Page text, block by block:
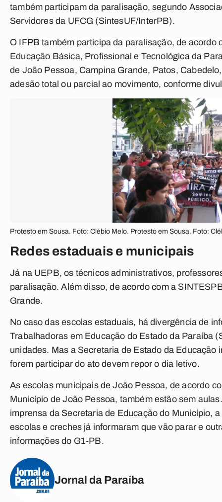
também participam da paralisação, segundo
Servidores da UFCG (SintesUF/InterPB).
O IFPB também participa da paralisação, de
Educação Básica, Profissional e Tecnológica da
de João Pessoa, Campina Grande, Patos,
adesão total ou parcial ao movimento, conforme
Protesto em Sousa. Foto: Clébio Melo. Protesto em Sousa. Foto:
Redes estaduais e municipais
Já na UEPB, os técnicos administrativos,
paralisação. Além disso, de acordo com a
Grande.
No caso das escolas estaduais, há divergência de
Trabalhadoras em Educação do Estado da Paraíba
unidades. Mas a Secretaria de Estado da
forem participar do ato devem repor o dia letivo.
As escolas municipais de João Pessoa, de acordo
Município de João Pessoa, também estão sem
imprensa da Secretaria de Educação do Município,
escolas e creches já informaram que vão parar e
informações do G1-PB.
Jornal da Paraíba